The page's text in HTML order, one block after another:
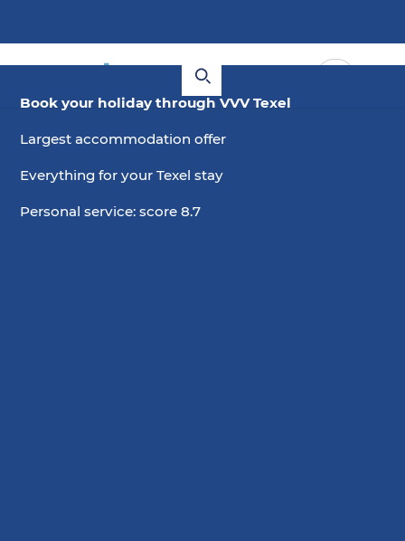
Book your holiday through VVV Texel
Largest accommodation offer
Everything for your Texel stay
Personal service: score 8.7